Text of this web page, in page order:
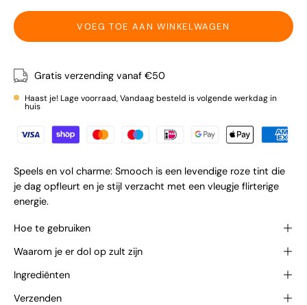
VOEG TOE AAN WINKELWAGEN
Gratis verzending vanaf €50
Haast je! Lage voorraad, Vandaag besteld is volgende werkdag in
huis
Speels en vol charme: Smooch is een levendige roze tint die
je dag opfleurt en je stijl verzacht met een vleugje flirterige
energie.
Hoe te gebruiken
Waarom je er dol op zult zijn
Ingrediënten
Verzenden